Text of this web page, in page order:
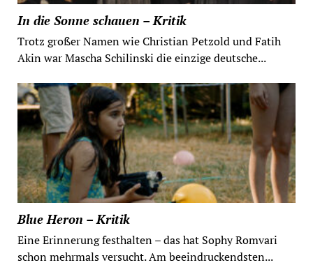
In die Sonne schauen – Kritik
Trotz großer Namen wie Christian Petzold und Fatih
Akin war Mascha Schilinski die einzige deutsche...
Blue Heron – Kritik
Eine Erinnerung festhalten – das hat Sophy Romvari
schon mehrmals versucht. Am beeindruckendsten...